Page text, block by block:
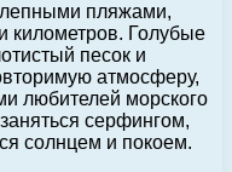
пляжами,
километров. Голубые
песок и
атмосферу,
любителей морского
серфингом,
солнцем и покоем.